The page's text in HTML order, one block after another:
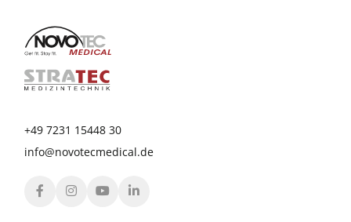
+49 7231 15448 30
info@novotecmedical.de